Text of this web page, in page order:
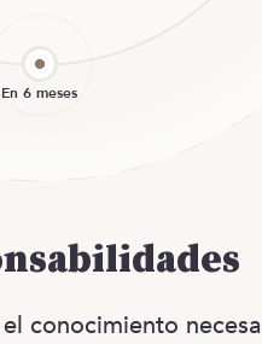
conocimiento